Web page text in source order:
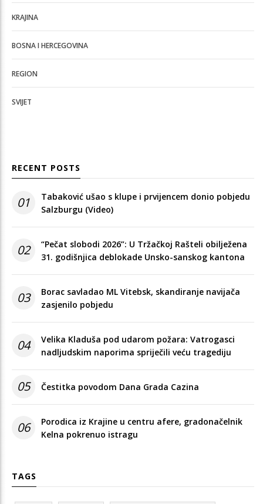
KRAJINA
BOSNA I HERCEGOVINA
REGION
SVIJET
RECENT POSTS
01
Tabaković ušao s klupe i prvijencem donio pobjedu
Salzburgu (Video)
02
“Pečat slobodi 2026”: U Tržačkoj Rašteli obilježena
31. godišnjica deblokade Unsko-sanskog kantona
03
Borac savladao ML Vitebsk, skandiranje navijača
zasjenilo pobjedu
04
Velika Kladuša pod udarom požara: Vatrogasci
nadljudskim naporima spriječili veću tragediju
05 Čestitka povodom Dana Grada Cazina
06
Porodica iz Krajine u centru afere, gradonačelnik
Kelna pokrenuo istragu
TAGS